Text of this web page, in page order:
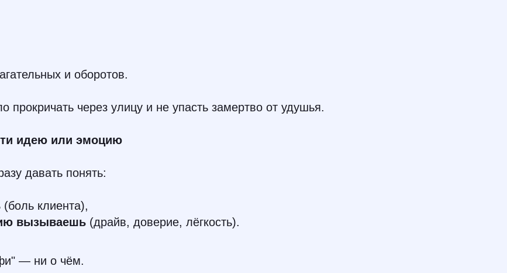
и оборотов.
прокричать через улицу и не упасть замертво от удушья.
идею или эмоцию
давать понять:
(боль клиента),
вызываешь (драйв, доверие, лёгкость).
— ни о чём.